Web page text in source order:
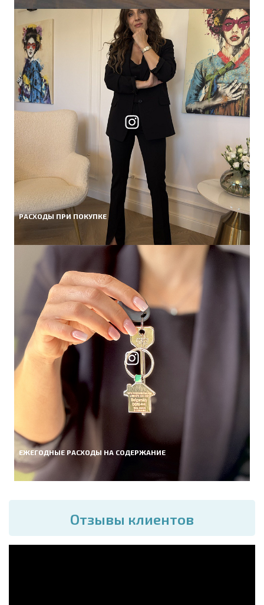
РАСХОДЫ ПРИ ПОКУПКЕ
ЕЖЕГОДНЫЕ РАСХОДЫ НА СОДЕРЖАНИЕ
Отзывы клиентов